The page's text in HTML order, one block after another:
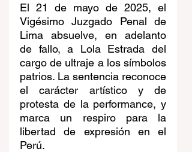
El 21 de mayo de 2025, el
Vigésimo Juzgado Penal de
Lima absuelve, en adelanto
de fallo, a Lola Estrada del
cargo de ultraje a los símbolos
patrios. La sentencia reconoce
el carácter artístico y de
protesta de la performance, y
marca un respiro para la
libertad de expresión en el
Perú.